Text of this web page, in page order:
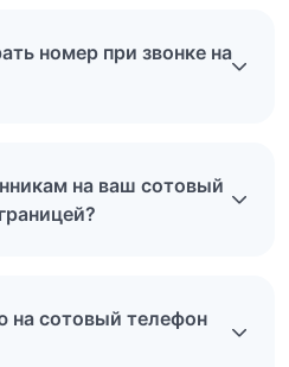
номер при звонке на
на ваш сотовый
на сотовый телефон